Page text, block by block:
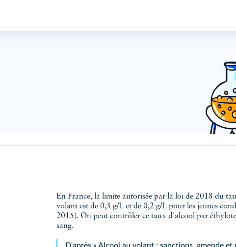
En France, la limite autorisée par la loi de 2018 du
volant est de 0,5 g/L et de 0,2 g/L pour les jeunes
2015). On peut contrôler ce taux d'alcool par
sang.